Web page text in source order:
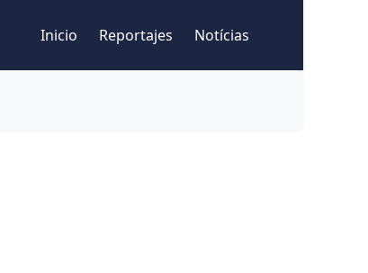
Inicio Reportajes Notícias